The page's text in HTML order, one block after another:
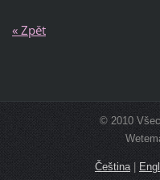
« Zpět
© 2010
Čeština |